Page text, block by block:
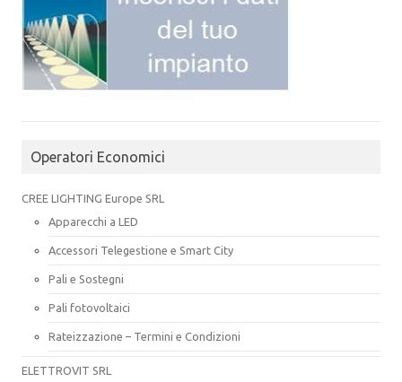
Operatori Economici
CREE LIGHTING Europe SRL
Apparecchi a LED
Accessori Telegestione e Smart City
Pali e Sostegni
Pali fotovoltaici
Rateizzazione – Termini e Condizioni
ELETTROVIT SRL